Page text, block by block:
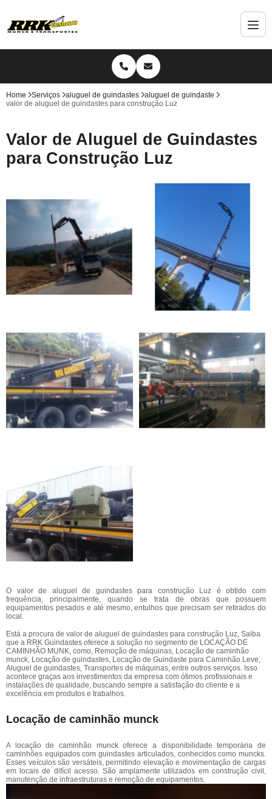
Home Serviços aluguel de guindastes
aluguel de guindaste
valor de aluguel de guindastes para construção Luz
Valor de Aluguel de Guindastes
para Construção Luz
O valor de aluguel de guindastes para construção Luz é obtido com
frequência, principalmente, quando se trata de obras que possuem
equipamentos pesados e até mesmo, entulhos que precisam ser retirados do
local.
Está a procura de valor de aluguel de guindastes para construção Luz, Saiba
que a RRK Guindastes oferece a solução no segmento de LOCAÇÃO DE
CAMINHÃO MUNK, como, Remoção de máquinas, Locação de caminhão
munck, Locação de guindastes, Locação de Guindaste para Caminhão Leve,
Aluguel de guindastes, Transportes de máquinas, entre outros serviços. Isso
acontece graças aos investimentos da empresa com ótimos profissionais e
instalações de qualidade, buscando sempre a satisfação do cliente e a
excelência em produtos e trabalhos.
Locação de caminhão munck
A locação de caminhão munck oferece a disponibilidade temporária de
caminhões equipados com guindastes articulados, conhecidos como muncks.
Esses veículos são versáteis, permitindo elevação e movimentação de cargas
em locais de difícil acesso. São amplamente utilizados em construção civil,
manutenção de infraestruturas e remoção de equipamentos.